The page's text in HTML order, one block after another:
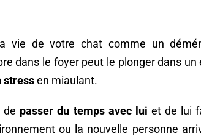
vie de votre chat comme un
dans le foyer peut le plonger dans un
stressen miaulant.
de passer du temps avec lui et de lui
ou la nouvelle personne